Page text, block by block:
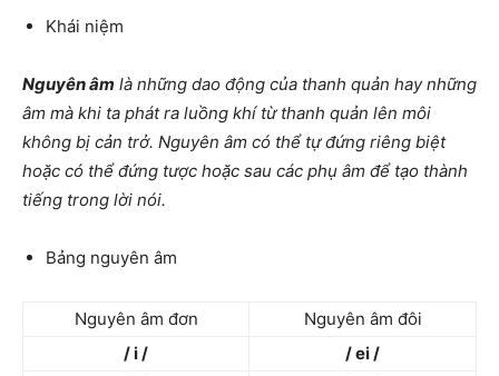
Khái niệm
Nguyên âm là những dao động của thanh quản hay những
âm mà khi ta phát ra luồng khí từ thanh quản lên môi
không bị cản trở. Nguyên âm có thể tự đứng riêng biệt
hoặc có thể đứng tược hoặc sau các phụ âm để tạo thành
tiếng trong lời nói.
Bảng nguyên âm
Nguyên âm đơn
Nguyên âm đôi
/ i /
/ ei /